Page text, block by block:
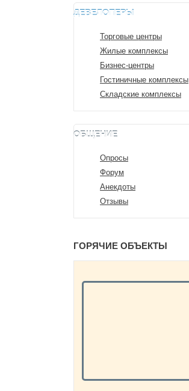
ДЕВЕЛОПЕРЫ
Торговые центры
Жилые комплексы
Бизнес-центры
Гостиничные комплексы
Складские комплексы
ОБЩЕНИЕ
Опросы
Форум
Анекдоты
Отзывы
ГОРЯЧИЕ ОБЪЕКТЫ